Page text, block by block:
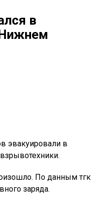
в
эвакуировали в
По данным тгк
заряда.